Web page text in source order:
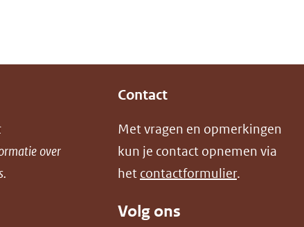
over
Contact
Met vragen en opmerkingen
kun je contact opnemen via
het contactformulier.
Volg ons